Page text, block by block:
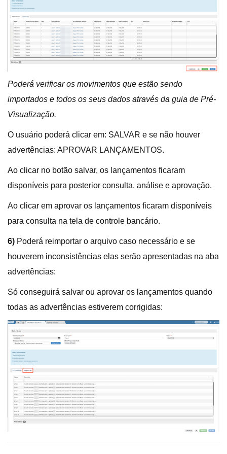
Poderá verificar os movimentos que estão sendo
importados e todos os seus dados através da guia de Pré-
Visualização.
O usuário poderá clicar em: SALVAR e se não houver
advertências: APROVAR LANÇAMENTOS.
Ao clicar no botão salvar, os lançamentos ficaram
disponíveis para posterior consulta, análise e aprovação.
Ao clicar em aprovar os lançamentos ficaram disponíveis
para consulta na tela de controle bancário.
6) Poderá reimportar o arquivo caso necessário e se
houverem inconsistências elas serão apresentadas na aba
advertências:
Só conseguirá salvar ou aprovar os lançamentos quando
todas as advertências estiverem corrigidas: